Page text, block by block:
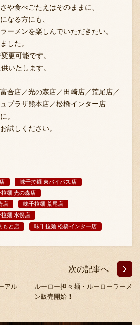
本県菊池郡菊陽町辛川448
349-2222
349-2288
や食べごたえはそのままに、
なる方にも、
ーメンを楽しんでいただきたい。
した。
更可能です。
いたします。
合店／光の森店／田崎店／荒尾店／
プラザ熊本店／松橋インター店
。
試しください。
味千拉麺 東バイパス店
拉麺 光の森店
店
味千拉麺 荒尾店
拉麺 水俣店
もと店
味千拉麺 松橋インター店
アル
次の記事へ
ルーロー担々麺・ルーローラーメ
ン販売開始！